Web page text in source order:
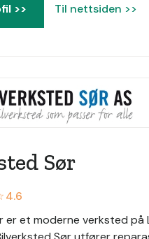
>> Til nettsiden >>
Sør
4.6
er et moderne verksted på